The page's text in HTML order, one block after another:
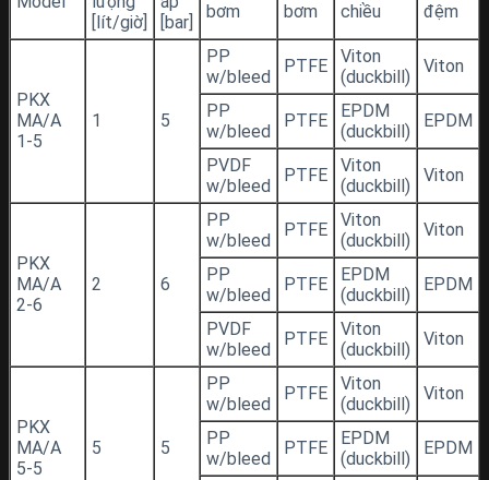
[lít/giờ]
[bar]
bơm
bơm
chiều
đệm
PKX
MA/A
1-5
1 5
PP
w/bleed
PTFE
Viton
(duckbill)
Viton
PP
w/bleed
PTFE
EPDM
(duckbill)
EPDM
PVDF
w/bleed
PTFE
Viton
(duckbill)
Viton
PKX
MA/A
2-6
2 6
PP
w/bleed
PTFE
Viton
(duckbill)
Viton
PP
w/bleed
PTFE
EPDM
(duckbill)
EPDM
PVDF
w/bleed
PTFE
Viton
(duckbill)
Viton
PKX
MA/A
5-5
5 5
PP
w/bleed
PTFE
Viton
(duckbill)
Viton
PP
w/bleed
PTFE
EPDM
(duckbill)
EPDM